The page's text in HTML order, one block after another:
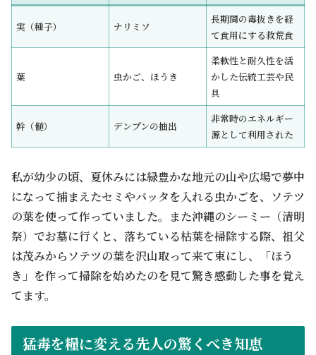
実（種子） ナリミソ
長期間の毒抜きを経
て食用にする救荒食
葉 虫かご、ほうき
柔軟性と耐久性を活
かした伝統工芸や民
具
幹（髄） デンプンの抽出
非常時のエネルギー
源として利用された
私が幼少の頃、夏休みには緑豊かな地元の山や広場で夢中
になって捕まえたセミやバッタを入れる虫かごを、ソテツ
の葉を使って作っていました。また沖縄のシーミー（清明
祭）でお墓に行くと、落ちている枯葉を掃除する際、祖父
は茂みからソテツの葉を沢山取って来て束にし、「ほう
き」を作って掃除を始めたのを見て驚き感動した事を覚え
てます。
猛毒を糧に変える先人の驚くべき知恵